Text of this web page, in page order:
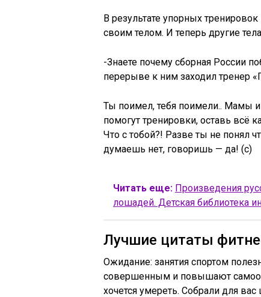
В результате упорных
своим телом. И теперь другие
-Знаете почему сборная России
перерыве к ним заходил тренер
Ты поимел, тебя поимели.. Мамы и
помогут тренировки, оставь всё
Что с тобой?! Разве ты не понял
думаешь нет, говоришь — да! (с)
Читать еще: Произведения
лошадей. Детская библиотека
Лучшие цитаты
Ожидание: занятия спортом
совершенным и повышают
хочется умереть. Собрали для